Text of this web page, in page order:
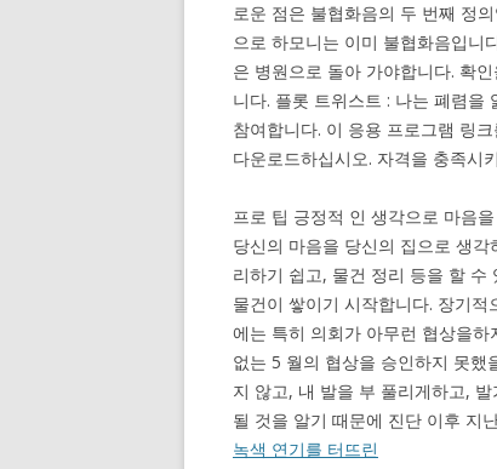
로운 점은 불협화음의 두 번째 정
으로 하모니는 이미 불협화음입니
은 병원으로 돌아 가야합니다. 확
니다. 플롯 트위스트 : 나는 폐렴을
참여합니다. 이 응용 프로그램 링
다운로드하십시오. 자격을 충족시
프로 팁 긍정적 인 생각으로 마음
당신의 마음을 당신의 집으로 생
리하기 쉽고, 물건 정리 등을 할 수
물건이 쌓이기 시작합니다. 장기
에는 특히 의회가 아무런 협상을
없는 5 월의 협상을 승인하지 못했
지 않고, 내 발을 부 풀리게하고,
될 것을 알기 때문에 진단 이후 지
녹색 연기를 터뜨린